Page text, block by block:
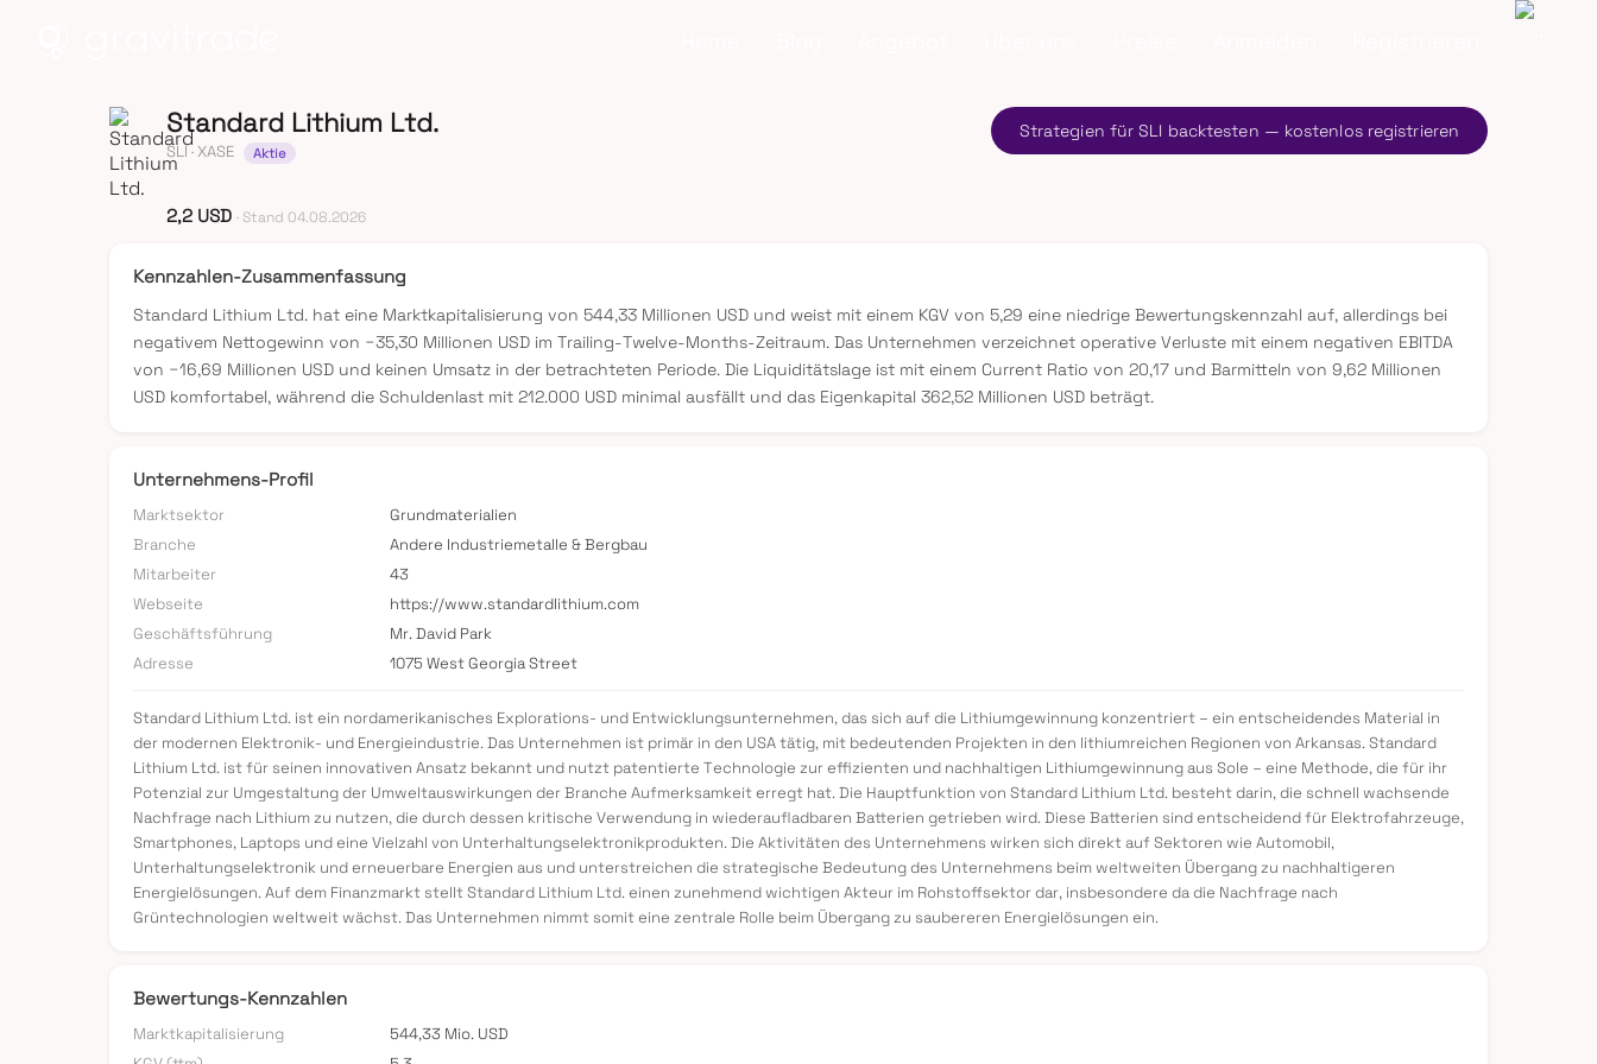
Standard Lithium Ltd.
SLI· XASE Aktie
2,2 USD · Stand 04.08.2026
Strategien für SLI backtesten — kostenlos registrieren
Kennzahlen-Zusammenfassung
Standard Lithium Ltd. hat eine Marktkapitalisierung von 544,33 Millionen USD und weist mit einem KGV von 5,29 eine niedrige Bewertungskennzahl auf, allerdings bei
negativem Nettogewinn von −35,30 Millionen USD im Trailing-Twelve-Months-Zeitraum. Das Unternehmen verzeichnet operative Verluste mit einem negativen EBITDA
von −16,69 Millionen USD und keinen Umsatz in der betrachteten Periode. Die Liquiditätslage ist mit einem Current Ratio von 20,17 und Barmitteln von 9,62 Millionen
USD komfortabel, während die Schuldenlast mit 212.000 USD minimal ausfällt und das Eigenkapital 362,52 Millionen USD beträgt.
Unternehmens-Profil
Marktsektor
Grundmaterialien
Branche
Andere Industriemetalle & Bergbau
Mitarbeiter
43
Webseite
https://www.standardlithium.com
Geschäftsführung
Mr. David Park
Adresse
1075 West Georgia Street
Standard Lithium Ltd. ist ein nordamerikanisches Explorations- und Entwicklungsunternehmen, das sich auf die Lithiumgewinnung konzentriert – ein entscheidendes Material in
der modernen Elektronik- und Energieindustrie. Das Unternehmen ist primär in den USA tätig, mit bedeutenden Projekten in den lithiumreichen Regionen von Arkansas. Standard
Lithium Ltd. ist für seinen innovativen Ansatz bekannt und nutzt patentierte Technologie zur effizienten und nachhaltigen Lithiumgewinnung aus Sole – eine Methode, die für ihr
Potenzial zur Umgestaltung der Umweltauswirkungen der Branche Aufmerksamkeit erregt hat. Die Hauptfunktion von Standard Lithium Ltd. besteht darin, die schnell wachsende
Nachfrage nach Lithium zu nutzen, die durch dessen kritische Verwendung in wiederaufladbaren Batterien getrieben wird. Diese Batterien sind entscheidend für Elektrofahrzeuge,
Smartphones, Laptops und eine Vielzahl von Unterhaltungselektronikprodukten. Die Aktivitäten des Unternehmens wirken sich direkt auf Sektoren wie Automobil,
Unterhaltungselektronik und erneuerbare Energien aus und unterstreichen die strategische Bedeutung des Unternehmens beim weltweiten Übergang zu nachhaltigeren
Energielösungen. Auf dem Finanzmarkt stellt Standard Lithium Ltd. einen zunehmend wichtigen Akteur im Rohstoffsektor dar, insbesondere da die Nachfrage nach
Grüntechnologien weltweit wächst. Das Unternehmen nimmt somit eine zentrale Rolle beim Übergang zu saubereren Energielösungen ein.
Bewertungs-Kennzahlen
Marktkapitalisierung
544,33 Mio. USD